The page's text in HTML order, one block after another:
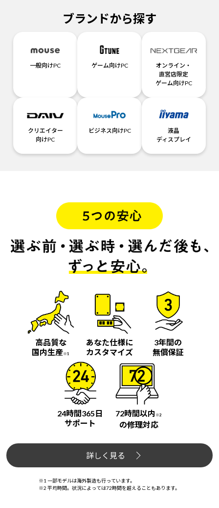
ブランドから探す
一般向けPC ゲーム向けPC
オンライン・
直営店限定
ゲーム向けPC
クリエイター
向けPC
ビジネス向けPC
液晶
ディスプレイ
高品質な
国内生産※1
あなた仕様に
カスタマイズ
3年間の
無償保証
24時間365日
サポート
72時間以内 ※2
の修理対応
詳しく見る
※1 一部モデルは海外製造も行っています。
※2 平均時間。状況によっては72時間を超えることもあります。